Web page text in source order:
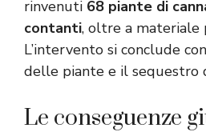
rinvenuti 68 piante di
contanti, oltre a materiale
L’intervento si conclude
delle piante e il sequestro
Le conseguenze